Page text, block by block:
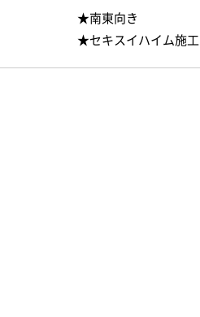
★南東向き
★セキスイハイム施工